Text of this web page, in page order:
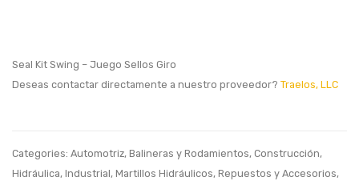
Seal Kit Swing – Juego Sellos Giro
Deseas contactar directamente a nuestro proveedor? Traelos, LLC
Categories: Automotriz, Balineras y Rodamientos, Construcción,
Hidráulica, Industrial, Martillos Hidráulicos, Repuestos y Accesorios,